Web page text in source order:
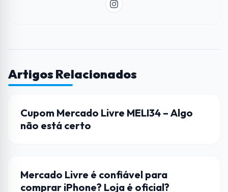
Artigos Relacionados
AÇÕES
Cupom Mercado Livre MELI34 – Algo
não está certo
DICAS
Mercado Livre é confiável para
comprar iPhone? Loja é oficial?